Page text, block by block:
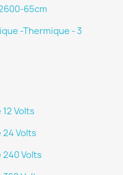
65cm
-Thermique - 3
Volts
Volts
Volts